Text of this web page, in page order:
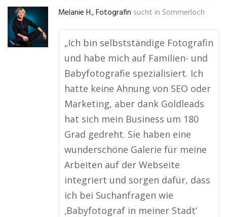
Melanie H., Fotografin sucht in Sommerloch
„Ich bin selbstständige Fotografin
und habe mich auf Familien- und
Babyfotografie spezialisiert. Ich
hatte keine Ahnung von SEO oder
Marketing, aber dank Goldleads
hat sich mein Business um 180
Grad gedreht. Sie haben eine
wunderschöne Galerie für meine
Arbeiten auf der Webseite
integriert und sorgen dafür, dass
ich bei Suchanfragen wie
‚Babyfotograf in meiner Stadt‘